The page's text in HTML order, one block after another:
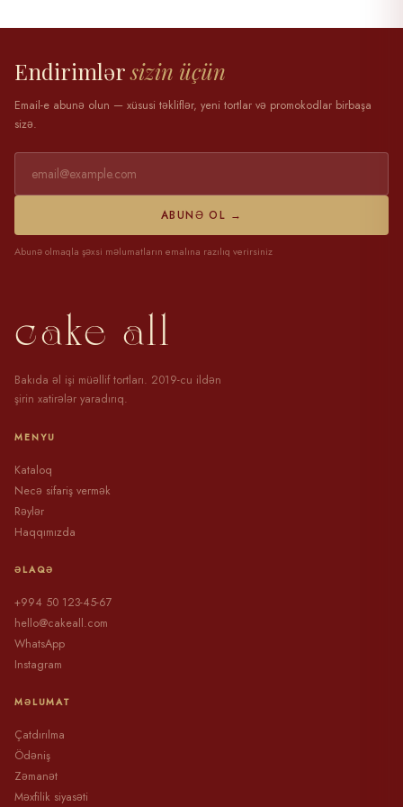
Endirimlərsizin üçün
Email-e abunə olun — xüsusi təkliflər, yeni tortlar və promokodlar birbaşa
sizə.
ABUNƏ OL →
Abunə olmaqla şəxsi məlumatların emalına razılıq verirsiniz
cake all
Bakıda əl işi müəllif tortları. 2019-cu ildən
şirin xatirələr yaradırıq.
MENYU
Kataloq
Necə sifariş vermək
Rəylər
Haqqımızda
ƏLAQƏ
+994 50 123-45-67
hello@cakeall.com
WhatsApp
Instagram
MƏLUMAT
Çatdırılma
Ödəniş
Zəmanət
Məxfilik siyasəti